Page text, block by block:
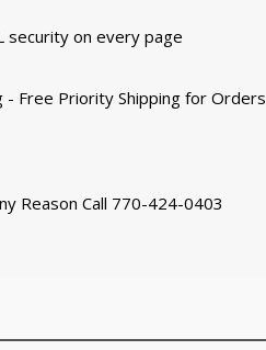
security on every page
- Free Priority Shipping for Orders
Reason Call 770-424-0403